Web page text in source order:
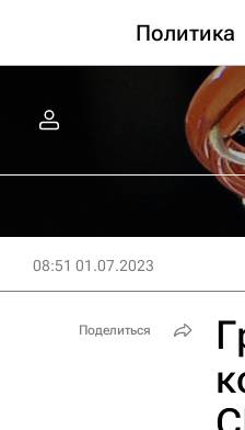
Политика
08:51 01.07.2023
Поделиться